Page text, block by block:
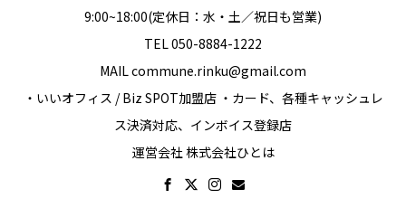
9:00~18:00(定休日：水・土／祝日も営業)
TEL 050-8884-1222
MAIL commune.rinku@gmail.com
・いいオフィス / Biz SPOT加盟店 ・カード、各種キャッシュレ
ス決済対応、インボイス登録店
運営会社 株式会社ひとは